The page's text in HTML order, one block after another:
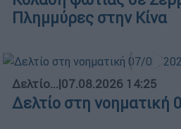
Πλημμύρες στην Κίνα
Δελτίο...|07.08.2026 14:25
Δελτίο στη νοηματική